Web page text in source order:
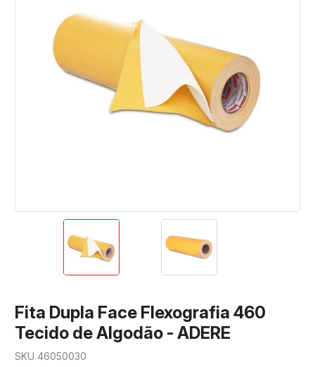
Fita Dupla Face Flexografia 460
Tecido de Algodão - ADERE
SKU 46050030